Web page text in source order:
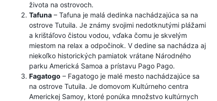
života na ostrovoch.
Tafuna – Tafuna je malá dedinka nachádzajúca sa na
ostrove Tutuila. Je známy svojimi nedotknutými plážami
a krištáľovo čistou vodou, vďaka čomu je skvelým
miestom na relax a odpočinok. V dedine sa nachádza aj
niekoľko historických pamiatok vrátane Národného
parku Americká Samoa a prístavu Pago Pago.
Fagatogo – Fagatogo je malé mesto nachádzajúce sa
na ostrove Tutuila. Je domovom Kultúrneho centra
Americkej Samoy, ktoré ponúka množstvo kultúrnych